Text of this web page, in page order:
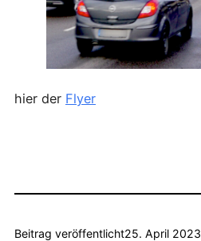
hier der Flyer
Beitrag veröffentlicht25. April 2023